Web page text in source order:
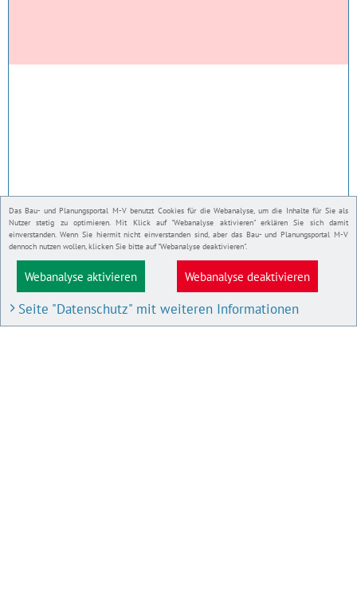
Das Bau- und Planungsportal M-V benutzt Cookies für die Webanalyse, um die Inhalte für Sie als
Nutzer stetig zu optimieren. Mit Klick auf "Webanalyse aktivieren" erklären Sie sich damit
einverstanden. Wenn Sie hiermit nicht einverstanden sind, aber das Bau- und Planungsportal M-V
dennoch nutzen wollen, klicken Sie bitte auf "Webanalyse deaktivieren".
Webanalyse aktivieren Webanalyse deaktivieren
Seite "Datenschutz" mit weiteren Informationen